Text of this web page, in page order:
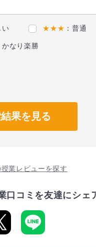
い ★★★ ：普通
かなり楽勝
果を見る
業レビューを探す
口コミを友達にシェ